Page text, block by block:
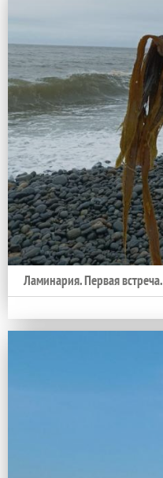
Ламинария. Первая встреча.